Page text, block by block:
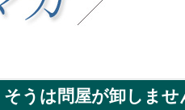
そうは問屋が卸しませ